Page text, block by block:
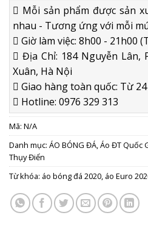
Mỗi sản phẩm được sản
nhau - Tương ứng với mỗi
Giờ làm việc: 8h00 - 21h00
Địa Chỉ: 184 Nguyễn Lân,
Xuân, Hà Nội
Giao hàng toàn quốc: Từ
Hotline: 0976 329 313
Mã: N/A
Danh mục: ÁO BÓNG ĐÁ,Áo ĐT Quốc
Thụy Điển
Từ khóa: áo bóng đá 2020, áo Euro